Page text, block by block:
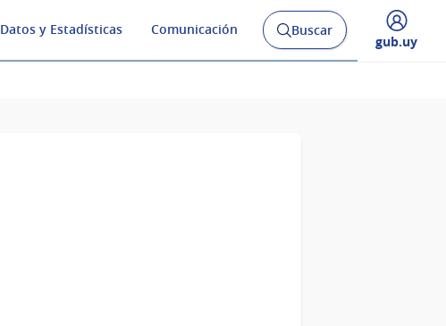
Datos y Estadísticas Comunicación
Abrir
buscador
Buscar
Desplegar
gub.uy